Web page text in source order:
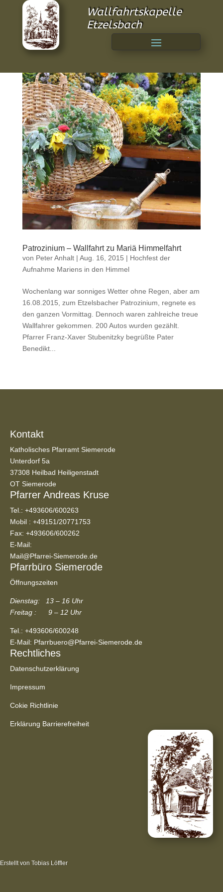
Wallfahrtskapelle
Etzelsbach
Patrozinium – Wallfahrt zu Mariä Himmelfahrt
von Peter Anhalt| Aug. 16, 2015 | Hochfest der
Aufnahme Mariens in den Himmel
Wochenlang war sonniges Wetter ohne Regen, aber am
16.08.2015, zum Etzelsbacher Patrozinium, regnete es
den ganzen Vormittag. Dennoch waren zahlreiche treue
Wallfahrer gekommen. 200 Autos wurden gezählt.
Pfarrer Franz-Xaver Stubenitzky begrüßte Pater
Benedikt...
Kontakt
Katholisches Pfarramt Siemerode
Unterdorf 5a
37308 Heilbad Heiligenstadt
OT Siemerode
Pfarrer Andreas Kruse
Tel.:+493606/600263
Mobil :+49151/20771753
Fax: +493606/600262
E-Mail:
Mail@Pfarrei-Siemerode.de
Pfarrbüro Siemerode
Öffnungszeiten
Dienstag: 13 – 16 Uhr
Freitag : 9 – 12 Uhr
Tel.:+493606/600248
E-Mail: Pfarrbuero@Pfarrei-Siemerode.de
Rechtliches
Datenschutzerklärung
Impressum
Cokie Richtlinie
Erklärung Barrierefreiheit
Erstellt von Tobias Löffler